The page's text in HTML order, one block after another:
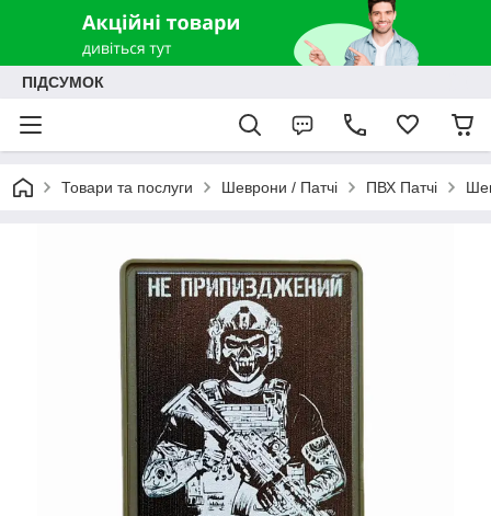
ПІДСУМОК
Товари та послуги Шеврони / Патчі ПВХ Патчі